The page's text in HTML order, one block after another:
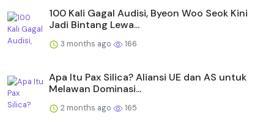
100 Kali Gagal Audisi, Byeon Woo Seok Kini
Jadi Bintang Lewa...
3 months ago 166
Apa Itu Pax Silica? Aliansi UE dan AS untuk
Melawan Dominasi...
2 months ago 165